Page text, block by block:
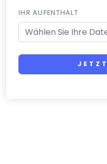
IHR AUFENTHALT